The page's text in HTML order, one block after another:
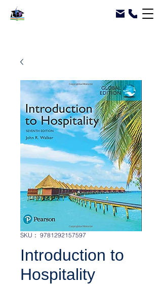
SKU： 9781292157597
Introduction to
Hospitality